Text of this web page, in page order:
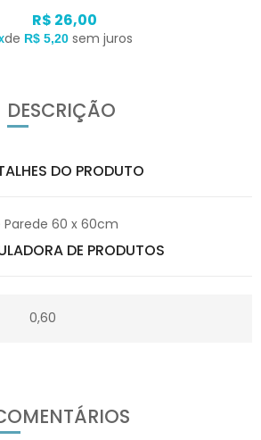
R$ 26,00
de R$ 5,20 sem juros
DESCRIÇÃO
DO PRODUTO
60 x 60cm
DE PRODUTOS
0,60